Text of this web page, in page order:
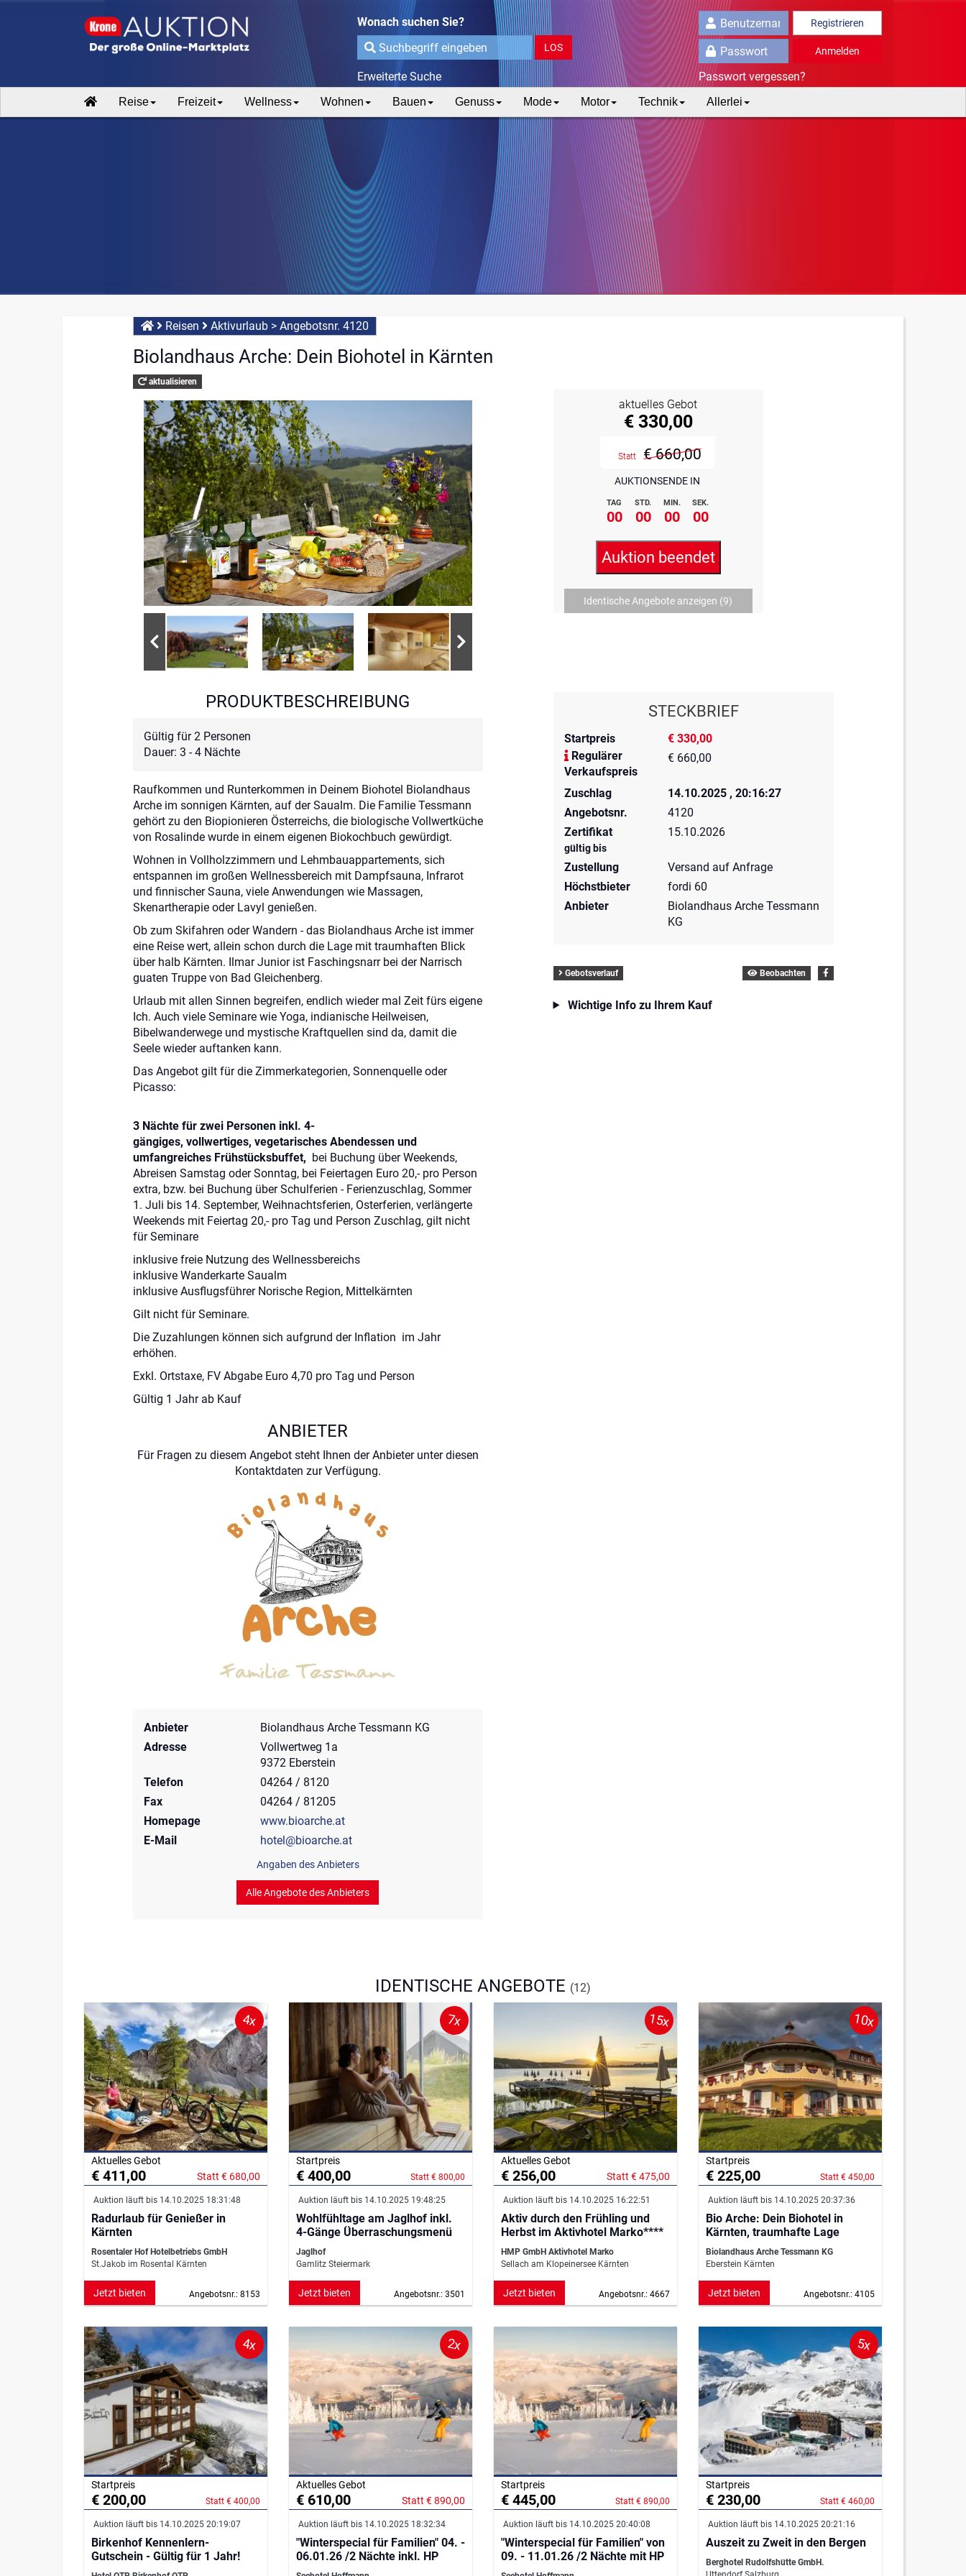
Wonach suchen Sie?
LOS
Erweiterte Suche
Registrieren
Anmelden
Passwort vergessen?
Reise Freizeit Wellness Wohnen Bauen Genuss Mode Motor Technik Allerlei
Reisen Aktivurlaub> Angebotsnr. 4120
Biolandhaus Arche: Dein Biohotel in Kärnten
aktualisieren
AUKTIONSENDE IN
TAG STD. MIN. SEK.
00 00 00 00
aktuelles Gebot
€ 330,00
Statt € 660,00
Auktion beendet
Identische Angebote anzeigen (9)
STECKBRIEF
Startpreis
€ 330,00
Regulärer
Verkaufspreis
€ 660,00
Zuschlag
14.10.2025 , 20:16:27
Angebotsnr.
4120
Zertifikat
gültig bis
15.10.2026
Zustellung
Versand auf Anfrage
Höchstbieter
fordi 60
Anbieter
Biolandhaus Arche Tessmann
KG
Gebotsverlauf Beobachten
Wichtige Info zu Ihrem Kauf
PRODUKTBESCHREIBUNG
Gültig für 2 Personen
Dauer: 3 - 4 Nächte
Raufkommen und Runterkommen in Deinem Biohotel Biolandhaus
Arche im sonnigen Kärnten, auf der Saualm. Die Familie Tessmann
gehört zu den Biopionieren Österreichs, die biologische Vollwertküche
von Rosalinde wurde in einem eigenen Biokochbuch gewürdigt.
Wohnen in Vollholzzimmern und Lehmbauappartements, sich
entspannen im großen Wellnessbereich mit Dampfsauna, Infrarot
und finnischer Sauna, viele Anwendungen wie Massagen,
Skenartherapie oder Lavyl genießen.
Ob zum Skifahren oder Wandern - das Biolandhaus Arche ist immer
eine Reise wert, allein schon durch die Lage mit traumhaften Blick
über halb Kärnten. Ilmar Junior ist Faschingsnarr bei der Narrisch
guaten Truppe von Bad Gleichenberg.
Urlaub mit allen Sinnen begreifen, endlich wieder mal Zeit fürs eigene
Ich. Auch viele Seminare wie Yoga, indianische Heilweisen,
Bibelwanderwege und mystische Kraftquellen sind da, damit die
Seele wieder auftanken kann.
Das Angebot gilt für die Zimmerkategorien, Sonnenquelle oder
Picasso:
3 Nächte für zwei Personen inkl. 4-
gängiges, vollwertiges, vegetarisches Abendessen und
umfangreiches Frühstücksbuffet, bei Buchung über Weekends,
Abreisen Samstag oder Sonntag, bei Feiertagen Euro 20,- pro Person
extra, bzw. bei Buchung über Schulferien - Ferienzuschlag, Sommer
1. Juli bis 14. September, Weihnachtsferien, Osterferien, verlängerte
Weekends mit Feiertag 20,- pro Tag und Person Zuschlag, gilt nicht
für Seminare
inklusive freie Nutzung des Wellnessbereichs
inklusive Wanderkarte Saualm
inklusive Ausflugsführer Norische Region, Mittelkärnten
Gilt nicht für Seminare.
Die Zuzahlungen können sich aufgrund der Inflation im Jahr
erhöhen.
Exkl. Ortstaxe, FV Abgabe Euro 4,70 pro Tag und Person
Gültig 1 Jahr ab Kauf
ANBIETER
Für Fragen zu diesem Angebot steht Ihnen der Anbieter unter diesen
Kontaktdaten zur Verfügung.
Anbieter
Biolandhaus Arche Tessmann KG
Adresse
Vollwertweg 1a
9372 Eberstein
Telefon
04264 / 8120
Fax
04264 / 81205
Homepage
www.bioarche.at
E-Mail
hotel@bioarche.at
Angaben des Anbieters
Alle Angebote des Anbieters
IDENTISCHE ANGEBOTE (12)
4x
Aktuelles Gebot
€ 411,00 Statt € 680,00
Auktion läuft bis 14.10.2025 18:31:48
Radurlaub für Genießer in
Kärnten
Rosentaler Hof Hotelbetriebs GmbH
St.Jakob im Rosental Kärnten
Angebotsnr.: 8153
Jetzt bieten
7x
Startpreis
€ 400,00 Statt € 800,00
Auktion läuft bis 14.10.2025 19:48:25
Wohlfühltage am Jaglhof inkl.
4-Gänge Überraschungsmenü
Jaglhof
Gamlitz Steiermark
Angebotsnr.: 3501
Jetzt bieten
15x
Aktuelles Gebot
€ 256,00 Statt € 475,00
Auktion läuft bis 14.10.2025 16:22:51
Aktiv durch den Frühling und
Herbst im Aktivhotel Marko****
HMP GmbH Aktivhotel Marko
Sellach am Klopeinersee Kärnten
Angebotsnr.: 4667
Jetzt bieten
10x
Startpreis
€ 225,00 Statt € 450,00
Auktion läuft bis 14.10.2025 20:37:36
Bio Arche: Dein Biohotel in
Kärnten, traumhafte Lage
Biolandhaus Arche Tessmann KG
Eberstein Kärnten
Angebotsnr.: 4105
Jetzt bieten
4x
Startpreis
€ 200,00 Statt € 400,00
Auktion läuft bis 14.10.2025 20:19:07
Birkenhof Kennenlern-
Gutschein - Gültig für 1 Jahr!
2x
Aktuelles Gebot
€ 610,00 Statt € 890,00
Auktion läuft bis 14.10.2025 18:32:34
"Winterspecial für Familien" 04. -
06.01.26 /2 Nächte inkl. HP
Startpreis
€ 445,00 Statt € 890,00
Auktion läuft bis 14.10.2025 20:40:08
"Winterspecial für Familien" von
09. - 11.01.26 /2 Nächte mit HP
5x
Startpreis
€ 230,00 Statt € 460,00
Auktion läuft bis 14.10.2025 20:21:16
Auszeit zu Zweit in den Bergen
Berghotel Rudolfshütte GmbH.